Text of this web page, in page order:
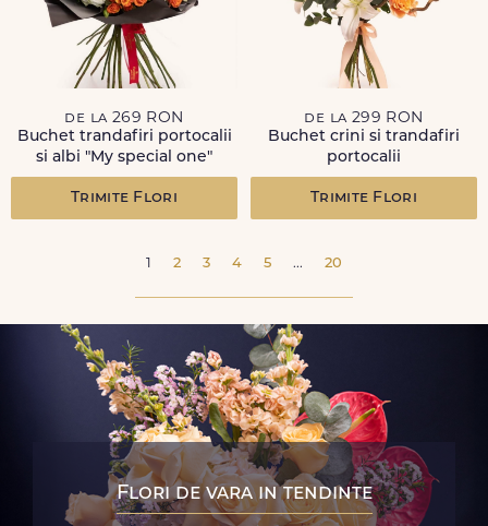
de la 269 RON
Buchet trandafiri portocalii
si albi "My special one"
Trimite Flori
de la 299 RON
Buchet crini si trandafiri
portocalii
Trimite Flori
1 2 3 4 5 ... 20
Flori de vara in tendinte